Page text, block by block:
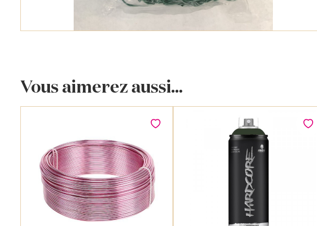
Vous aimerez aussi...